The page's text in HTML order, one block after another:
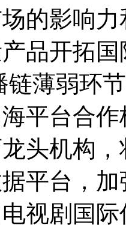
的影响
品开拓
链薄弱环
平台合
头机构
平台，
视剧国